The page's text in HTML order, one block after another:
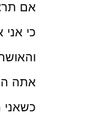
אם
כי
אתה
כשאני